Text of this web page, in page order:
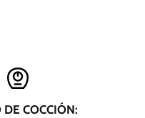
DE COCCIÓN: